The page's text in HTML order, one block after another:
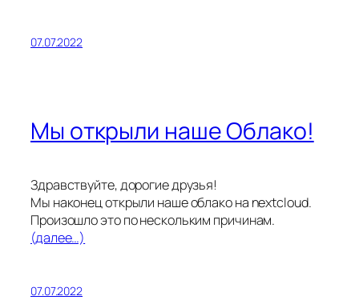
07.07.2022
Мы открыли наше Облако!
Здравствуйте, дорогие друзья!
Мы наконец открыли наше облако на nextcloud.
Произошло это по нескольким причинам.
(далее…)
07.07.2022